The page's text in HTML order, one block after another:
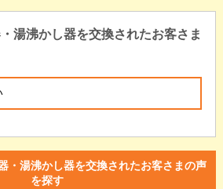
湯沸かし器を交換されたお客さま
・湯沸かし器を交換されたお客さまの声
を探す